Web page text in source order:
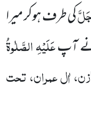
کی طرف ہوکر میرا
نے آپعَلَیْہِ الصَّلٰوۃُ
اٰل عمران، تحت